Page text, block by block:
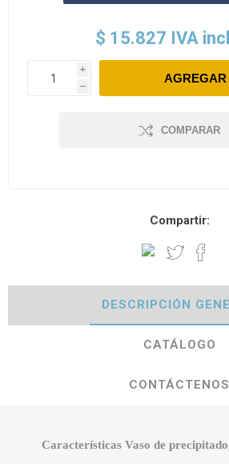
$ 15.827 IVA
i
h
COMPARAR
Compartir:
DESCRIPCIÓN
CATÁLOGO
CONTÁCTENOS
Características Vaso de